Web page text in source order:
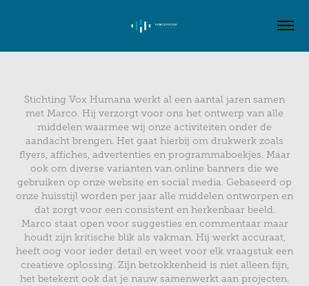
Stichting Vox Humana werkt al een aantal jaren samen
met Marco. Hij verzorgt voor ons het ontwerp van alle
middelen waarmee wij onze activiteiten onder de
aandacht brengen. Het gaat hierbij om drukwerk zoals
flyers, affiches, advertenties en programmaboekjes. Maar
ook om diverse varianten van online banners die we
gebruiken op onze website en social media. Gebaseerd op
onze huisstijl worden per jaar alle middelen ontworpen en
dat zorgt voor een consistent en herkenbaar beeld.
Marco staat open voor suggesties en commentaar maar
houdt zijn kritische blik als vakman. Hij werkt accuraat,
heeft oog voor ieder detail en weet voor elk vraagstuk een
creatieve oplossing. Zijn betrokkenheid is niet alleen fijn,
het betekent ook dat je nauw samenwerkt aan projecten.